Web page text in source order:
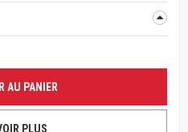
AU PANIER
PLUS